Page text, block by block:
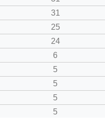
31
25
24
6
5
5
5
5